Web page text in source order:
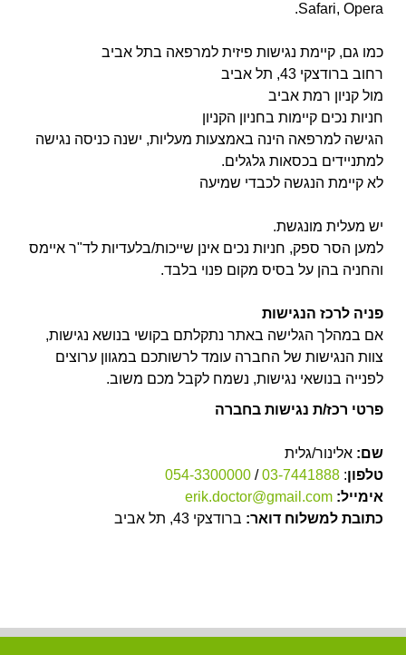
Safari, Opera.
כמו גם, קיימת נגישות פיזית למרפאה בתל אביב
רחוב ברודצקי 43, תל אביב
מול קניון רמת אביב
חניות נכים קיימות בחניון הקניון
הגישה למרפאה הינה באמצעות מעליות, ישנה כניסה נגישה
למתניידים בכסאות גלגלים.
לא קיימת הנגשה לכבדי שמיעה
יש מעלית מונגשת.
למען הסר ספק, חניות נכים אינן שייכות/בלעדיות לד"ר איימס
והחניה בהן על בסיס מקום פנוי בלבד.
פניה לרכז הנגישות
אם במהלך הגלישה באתר נתקלתם בקושי בנושא נגישות,
צוות הנגישות של החברה עומד לרשותכם במגוון ערוצים
לפנייה בנושאי נגישות, נשמח לקבל מכם משוב.
פרטי רכז/ת נגישות בחברה
שם: אלינור/גלית
טלפון:
03-7441888
/
054-3300000
אימייל: erik.doctor@gmail.com
כתובת למשלוח דואר: ברודצקי 43, תל אביב